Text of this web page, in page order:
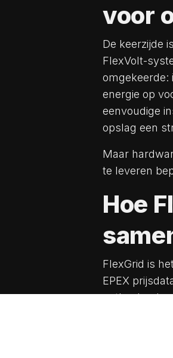
voor
De keerzijde
FlexVolt-
omgekeerde:
energie op
eenvoudige
opslag een
Maar
te leveren
Hoe
FlexGrid is
EPEX